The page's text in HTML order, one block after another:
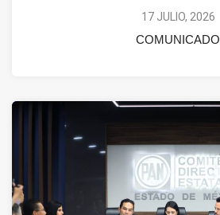
17 JULIO, 2026
COMUNICADO